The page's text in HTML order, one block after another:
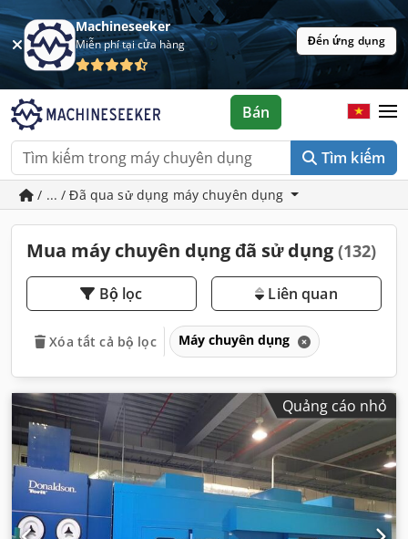
Machineseeker
Miễn phí tại cửa hàng Đến ứng dụng
Tìm kiếm
Bán
/ ... / Đã qua sử dụng máy chuyên dụng
Mua máy chuyên dụng đã sử dụng (132)
Bộ lọc Liên quan
Xóa tất cả bộ lọc Máy chuyên dụng
Quảng cáo nhỏ